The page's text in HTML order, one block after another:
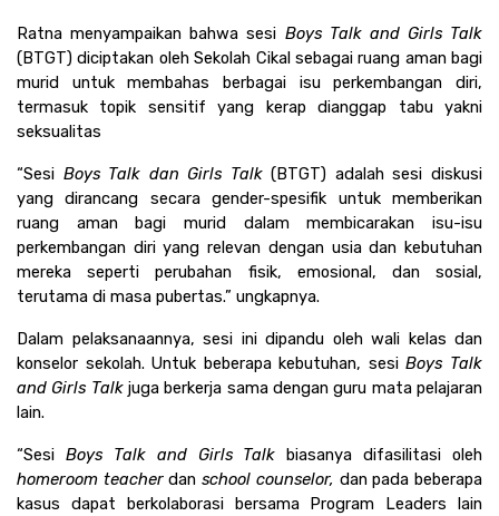
Ratna menyampaikan bahwa sesi
(BTGT) diciptakan oleh Sekolah Cikal sebagai ruang aman bagi
murid untuk membahas berbagai isu perkembangan diri,
termasuk topik sensitif yang kerap dianggap tabu yakni
seksualitas
“Sesi Boys Talk dan Girls Talk (BTGT) adalah sesi diskusi
yang dirancang secara gender-spesifik untuk memberikan
ruang aman bagi murid dalam membicarakan isu-isu
perkembangan diri yang relevan dengan usia dan kebutuhan
mereka seperti perubahan fisik, emosional, dan sosial,
terutama di masa pubertas.” ungkapnya.
Dalam pelaksanaannya, sesi ini dipandu oleh wali kelas dan
konselor sekolah. Untuk beberapa kebutuhan, sesi Boys Talk
and Girls Talk juga berkerja sama dengan guru mata pelajaran
lain.
“Sesi Boys Talk and Girls Talk
homeroom teacher dan school counselor, dan pada beberapa
kasus dapat berkolaborasi bersama Program Leaders lain